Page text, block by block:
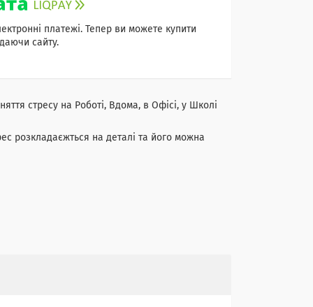
платежі. Тепер ви можете купити
сайту.
стресу на Роботі, Вдома, в Офісі, у Школі
розкладаєжться на деталі та його можна